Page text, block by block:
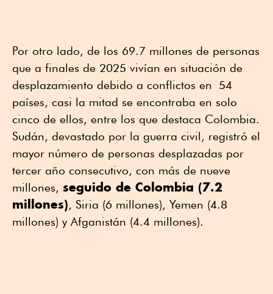
Por otro lado, de los 69.7 millones de personas
que a finales de 2025 vivían en situación de
desplazamiento debido a conflictos en 54
países, casi la mitad se encontraba en solo
cinco de ellos, entre los que destaca Colombia.
Sudán, devastado por la guerra civil, registró el
mayor número de personas desplazadas por
tercer año consecutivo, con más de nueve
millones, seguido de Colombia (7.2
millones), Siria (6 millones), Yemen (4.8
millones) y Afganistán (4.4 millones).